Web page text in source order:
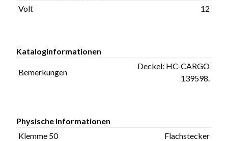
Volt
12
Kataloginformationen
Bemerkungen
Deckel: HC-CARGO
139598.
Physische Informationen
Klemme 50
Flachstecker